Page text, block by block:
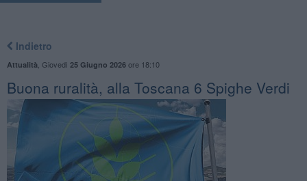
Indietro
Attualità Giovedì 25 Giugno 2026ore 18:10
Buona ruralità, alla Toscana 6 Spighe Verdi